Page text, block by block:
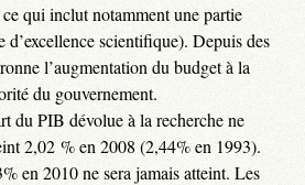
qui inclut notamment une partie
d’excellence scientifique). Depuis des
l’augmentation du budget à la
du gouvernement.
du PIB dévolue à la recherche ne
2,02 % en 2008 (2,44% en 1993).
en 2010 ne sera jamais atteint. Les